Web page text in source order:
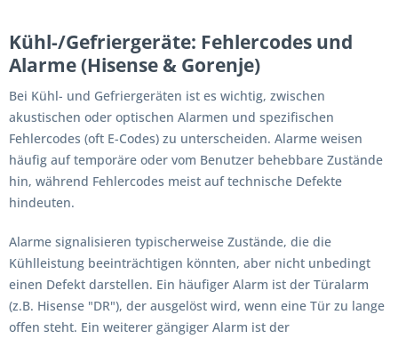
Kühl-/Gefriergeräte: Fehlercodes und
Alarme (Hisense & Gorenje)
Bei Kühl- und Gefriergeräten ist es wichtig, zwischen
akustischen oder optischen Alarmen und spezifischen
Fehlercodes (oft E-Codes) zu unterscheiden. Alarme weisen
häufig auf temporäre oder vom Benutzer behebbare Zustände
hin, während Fehlercodes meist auf technische Defekte
hindeuten.
Alarme signalisieren typischerweise Zustände, die die
Kühlleistung beeinträchtigen könnten, aber nicht unbedingt
einen Defekt darstellen. Ein häufiger Alarm ist der Türalarm
(z.B. Hisense "DR"), der ausgelöst wird, wenn eine Tür zu lange
offen steht. Ein weiterer gängiger Alarm ist der